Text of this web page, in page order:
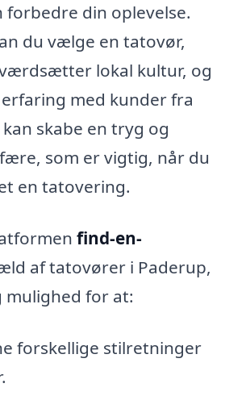
forbedre din oplevelse.
du vælge en tatovør,
lokal kultur, og
med kunder fra
skabe en tryg og
som er vigtig, når du
en tatovering.
find-en-
af tatovører i Paderup,
mulighed for at:
forskellige stilretninger